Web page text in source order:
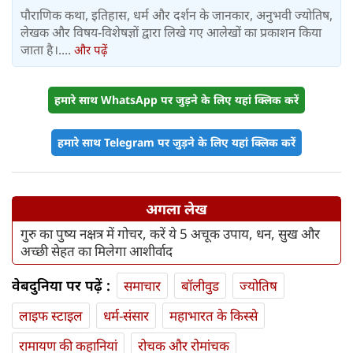
पौराणिक कथा, इतिहास, धर्म और दर्शन के जानकार, अनुभवी ज्योतिष,
लेखक और विषय-विशेषज्ञों द्वारा लिखे गए आलेखों का प्रकाशन किया
जाता है।.... और पढ़ें
हमारे साथ WhatsApp पर जुड़ने के लिए यहां क्लिक करें
हमारे साथ Telegram पर जुड़ने के लिए यहां क्लिक करें
अगला लेख
गुरु का पुष्य नक्षत्र में गोचर, करें ये 5 अचूक उपाय, धन, सुख और
अच्छी सेहत का मिलेगा आशीर्वाद
वेबदुनिया पर पढ़ें : समाचार बॉलीवुड
ज्योतिष
लाइफ स्‍टाइल
धर्म-संसार
महाभारत के किस्से
रामायण की कहानियां
रोचक और रोमांचक